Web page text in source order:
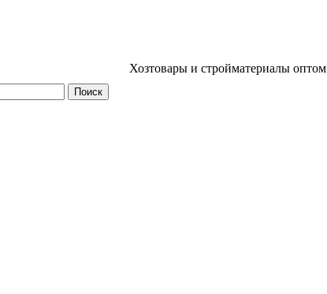
Хозтовары и стройматериалы оптом